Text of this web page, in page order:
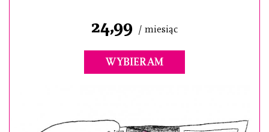
24,99 / miesiąc
WYBIERAM